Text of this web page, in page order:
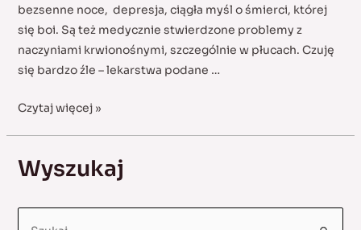
bezsenne noce, depresja, ciągła myśl o śmierci, której
się boi. Są też medycznie stwierdzone problemy z
naczyniami krwionośnymi, szczególnie w płucach. Czuję
się bardzo źle – lekarstwa podane …
Bolące
podstawa
Czytaj więcej »
Wyszukaj